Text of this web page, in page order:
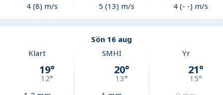
4 (8) m/s
5 (13) m/s
4 (- -) m/s
Sön 16 aug
Klart
19°
12°
SMHI
20°
13°
Yr
21°
15°